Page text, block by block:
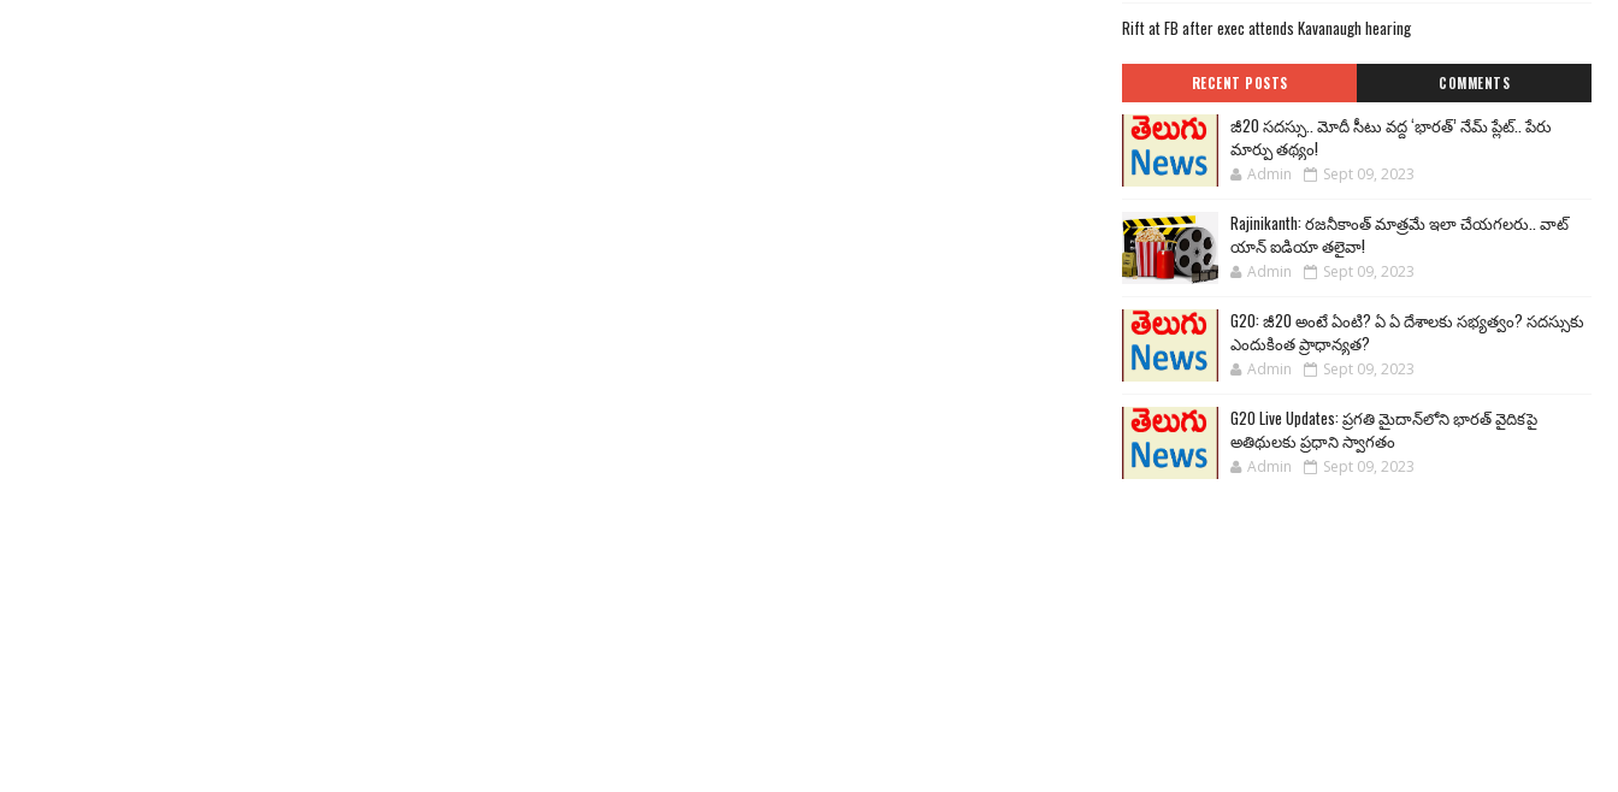
Rift at FB after exec attends Kavanaugh hearing
RECENT POSTS COMMENTS
జీ20 సదస్సు.. మోదీ సీటు వద్ద ‘భారత్’ నేమ్ ప్లేట్‌.. పేరు
మార్పు తథ్యం!
Admin Sept 09, 2023
Rajinikanth: రజనీకాంత్ మాత్రమే ఇలా చేయగలరు.. వాట్
యాన్ ఐడియా తలైవా!
Admin Sept 09, 2023
G20: జీ20 అంటే ఏంటి? ఏ ఏ దేశాలకు సభ్యత్వం? సదస్సుకు
ఎందుకింత ప్రాధాన్యత?
Admin Sept 09, 2023
G20 Live Updates: ప్రగతి మైదాన్‌లోని భారత్ వైదికపై
అతిథులకు ప్రధాని స్వాగతం
Admin Sept 09, 2023